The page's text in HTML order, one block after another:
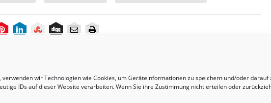
wir Technologien wie Cookies, um Geräteinformationen zu speichern und/oder
IDs auf dieser Website verarbeiten. Wenn Sie ihre Zustimmung nicht erteilen oder
eine absolut
Doppelhaushälften sind in der Tat eine sehr
lukrative Anschaffung.